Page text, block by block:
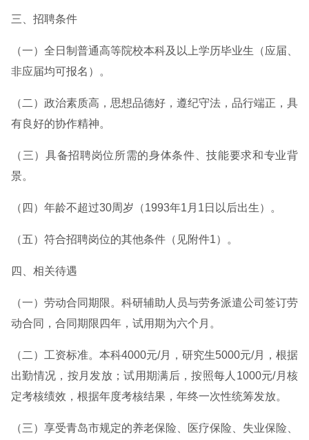
三、招聘条件
（一）全日制普通高等院校本科及以上学历毕业生（应届、
非应届均可报名）。
（二）政治素质高，思想品德好，遵纪守法，品行端正，具
有良好的协作精神。
（三）具备招聘岗位所需的身体条件、技能要求和专业背
景。
（四）年龄不超过30周岁（1993年1月1日以后出生）。
（五）符合招聘岗位的其他条件（见附件1）。
四、相关待遇
（一）劳动合同期限。科研辅助人员与劳务派遣公司签订劳
动合同，合同期限四年，试用期为六个月。
（二）工资标准。本科4000元/月，研究生5000元/月，根据
出勤情况，按月发放；试用期满后，按照每人1000元/月核
定考核绩效，根据年度考核结果，年终一次性统筹发放。
（三）享受青岛市规定的养老保险、医疗保险、失业保险、